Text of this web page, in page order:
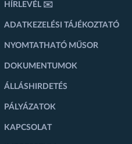
HÍRLEVÉL ✉️
ADATKEZELÉSI TÁJÉKOZTATÓ
NYOMTATHATÓ MŰSOR
DOKUMENTUMOK
ÁLLÁSHIRDETÉS
PÁLYÁZATOK
KAPCSOLAT